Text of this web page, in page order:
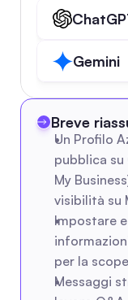
Gemini
Breve
Un Profilo
pubblica su
My
visibilità su
Impostare
per la
Messaggi